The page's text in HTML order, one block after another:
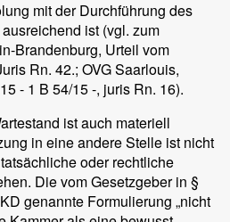
mit der Durchführung des
ist (vgl. zum
Brandenburg, Urteil vom
Rn. 42.; OVG Saarlouis,
- 1 B 54/15 -, juris Rn. 16).
ist auch materiell
in eine andere Stelle ist nicht
oder rechtliche
Die vom Gesetzgeber in §
genannte Formulierung „nicht